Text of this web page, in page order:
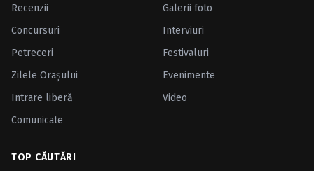
Recenzii
Galerii foto
Concursuri
Interviuri
Petreceri
Festivaluri
Zilele Oraşului
Evenimente
Intrare liberă
Video
Comunicate
TOP CĂUTĂRI